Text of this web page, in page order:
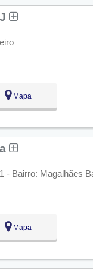
Mapa
- Bairro: Magalhães
Mapa